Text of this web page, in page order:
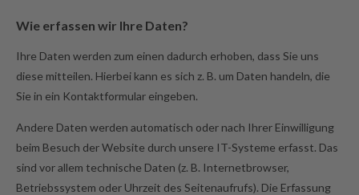
Wie erfassen wir Ihre Daten?
Ihre Daten werden zum einen dadurch erhoben, dass Sie uns
diese mitteilen. Hierbei kann es sich z. B. um Daten handeln, die
Sie in ein Kontaktformular eingeben.
Andere Daten werden automatisch oder nach Ihrer Einwilligung
beim Besuch der Website durch unsere IT-Systeme erfasst. Das
sind vor allem technische Daten (z. B. Internetbrowser,
Betriebssystem oder Uhrzeit des Seitenaufrufs). Die Erfassung